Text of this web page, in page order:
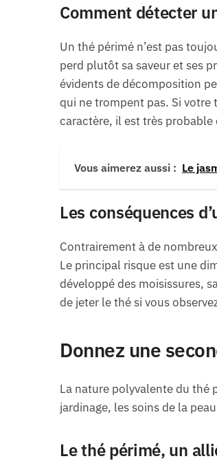
Comment détecter
Un thé périmé n’est pas
perd plutôt sa saveur et ses
évidents de décomposition
qui ne trompent pas. Si votre
caractère, il est très
Vous aimerez aussi : Le
Les conséquences
Contrairement à de
Le principal risque est une
développé des moisissures,
de jeter le thé si vous
Donnez une
La nature polyvalente du thé
jardinage, les soins de la
Le thé périmé, un